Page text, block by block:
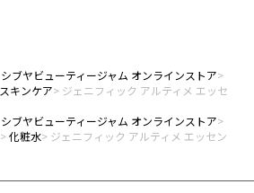
シブヤビューティージャム オンラインストア
スキンケア
ジェニフィック アルティメ エッセ
シブヤビューティージャム オンラインストア
化粧水
ジェニフィック アルティメ エッセン